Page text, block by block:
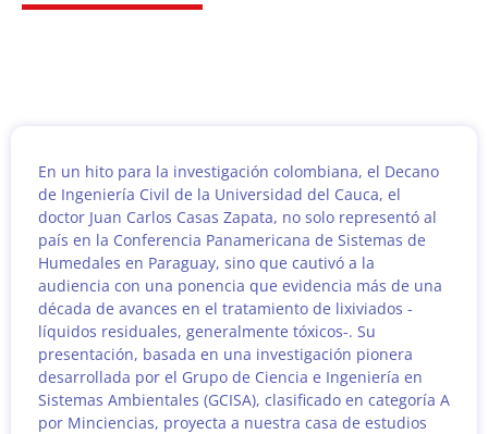
En un hito para la investigación colombiana, el Decano
de Ingeniería Civil de la Universidad del Cauca, el
doctor Juan Carlos Casas Zapata, no solo representó al
país en la Conferencia Panamericana de Sistemas de
Humedales en Paraguay, sino que cautivó a la
audiencia con una ponencia que evidencia más de una
década de avances en el tratamiento de lixiviados -
líquidos residuales, generalmente tóxicos-. Su
presentación, basada en una investigación pionera
desarrollada por el Grupo de Ciencia e Ingeniería en
Sistemas Ambientales (GCISA), clasificado en categoría A
por Minciencias, proyecta a nuestra casa de estudios